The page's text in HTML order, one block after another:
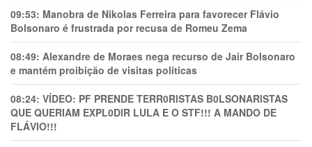
09:53: Manobra de Nikolas Ferreira para favorecer Flávio
Bolsonaro é frustrada por recusa de Romeu Zema
08:49: Alexandre de Moraes nega recurso de Jair Bolsonaro
e mantém proibição de visitas políticas
08:24: VÍDEO: PF PRENDE TERR0RlSTAS B0LSONARlSTAS
QUE QUERIAM EXPL0DlR LULA E O STF!!! A MANDO DE
FLÁVIO!!!